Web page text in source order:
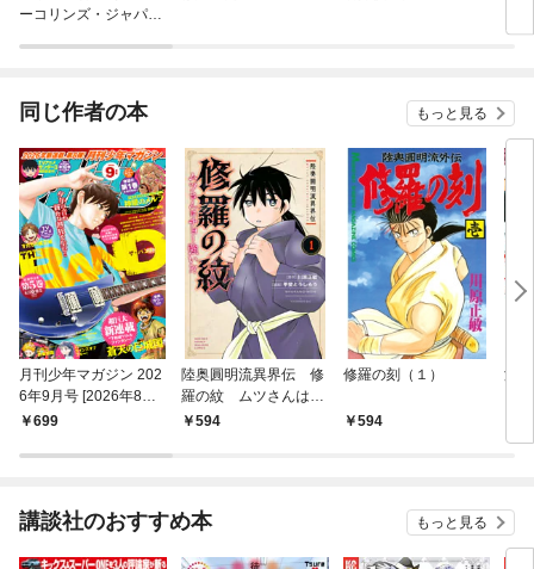
ーコリンズ・ジャパン
同じ作者の本 もっと見る
月刊少年マガジン 202
6年9月号 [2026年8月6
日発売]
699
陸奥圓明流異界伝 修
羅の紋 ムツさんはチ
ョー強い？！（１）
594
修羅の刻（１）
594
海
講談社のおすすめ本 もっと見る